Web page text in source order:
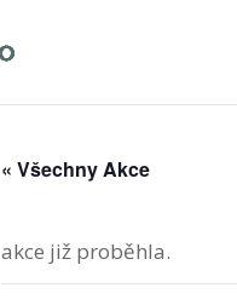
« Všechny Akce
akce již proběhla.